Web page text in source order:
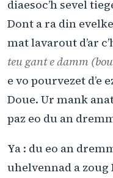
diaesoc’h sevel
Dont a ra din
mat lavarout d’ar
teu gant e damm
e vo pourvezet d’e
Doue. Ur mank
paz eo du an
Ya : du eo an
uhelvennad a